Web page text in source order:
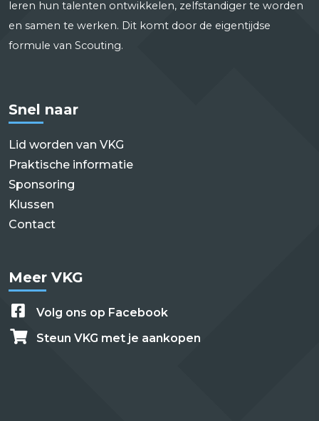
leren hun talenten ontwikkelen, zelfstandiger te worden
en samen te werken. Dit komt door de eigentijdse
formule van Scouting.
Snel naar
Lid worden van VKG
Praktische informatie
Sponsoring
Klussen
Contact
Meer VKG
Volg ons op Facebook
Steun VKG met je aankopen